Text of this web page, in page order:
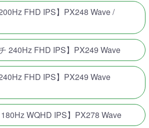
FHD IPS】PX248 Wave /
240Hz FHD IPS】PX249 Wave
FHD IPS】PX249 Wave
180Hz WQHD IPS】PX278 Wave